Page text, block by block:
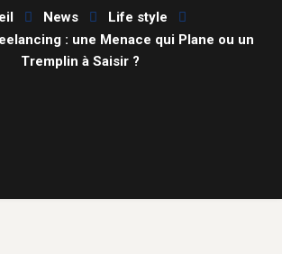
News
Life style
: une Menace qui Plane ou un
Tremplin à Saisir ?